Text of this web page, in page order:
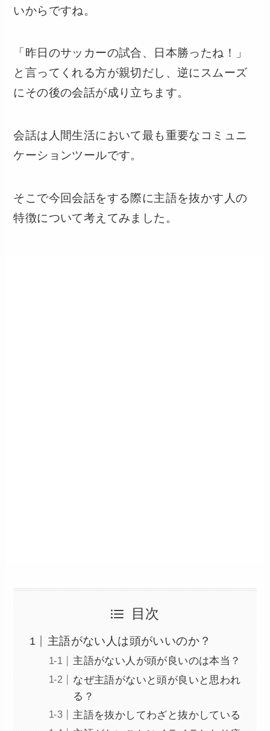
いからですね。
「昨日のサッカーの試合、日本勝ったね！」
と言ってくれる方が親切だし、逆にスムーズ
にその後の会話が成り立ちます。
会話は人間生活において最も重要なコミュニ
ケーションツールです。
そこで今回会話をする際に主語を抜かす人の
特徴について考えてみました。
目次
主語がない人は頭がいいのか？
主語がない人が頭が良いのは本当？
なぜ主語がないと頭が良いと思われ
る？
主語を抜かしてわざと抜かしている